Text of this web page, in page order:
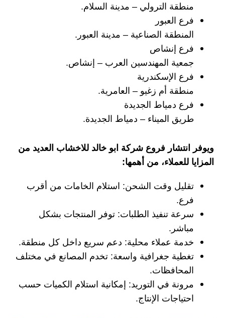
منطقة الترولي – مدينة السلام.
فرع العبور
المنطقة الصناعية – مدينة العبور.
فرع إنشاص
جمعية المهندسين العرب – إنشاص.
فرع الإسكندرية
منطقة أم زغيو – العامرية.
فرع دمياط الجديدة
طريق الميناء – دمياط الجديدة.
ويوفر انتشار فروع شركة ابو خالد للاخشاب العديد من
المزايا للعملاء، من أهمها:
تقليل وقت الشحن: استلام الخامات من أقرب
فرع.
سرعة تنفيذ الطلبات: توفر المنتجات بشكل
مباشر.
خدمة عملاء محلية: دعم سريع داخل كل منطقة.
تغطية جغرافية واسعة: تخدم المصانع في مختلف
المحافظات.
مرونة في التوريد: إمكانية استلام الكميات حسب
احتياجات الإنتاج.